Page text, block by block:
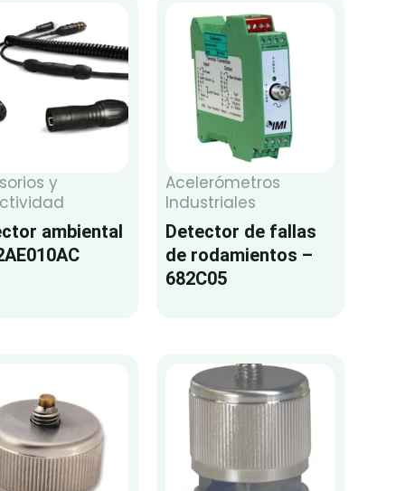
y
ambiental
Acelerómetros
Industriales
Detector de fallas
de rodamientos –
682C05